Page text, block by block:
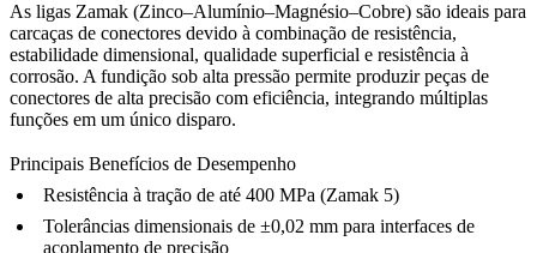
As ligas Zamak (Zinco–Alumínio–Magnésio–Cobre) são ideais para
carcaças de conectores devido à combinação de resistência,
estabilidade dimensional, qualidade superficial e resistência à
corrosão. A fundição sob alta pressão permite produzir peças de
conectores de alta precisão com eficiência, integrando múltiplas
funções em um único disparo.
Principais Benefícios de Desempenho
Resistência à tração de até 400 MPa (Zamak 5)
Tolerâncias dimensionais de ±0,02 mm para interfaces de
acoplamento de precisão